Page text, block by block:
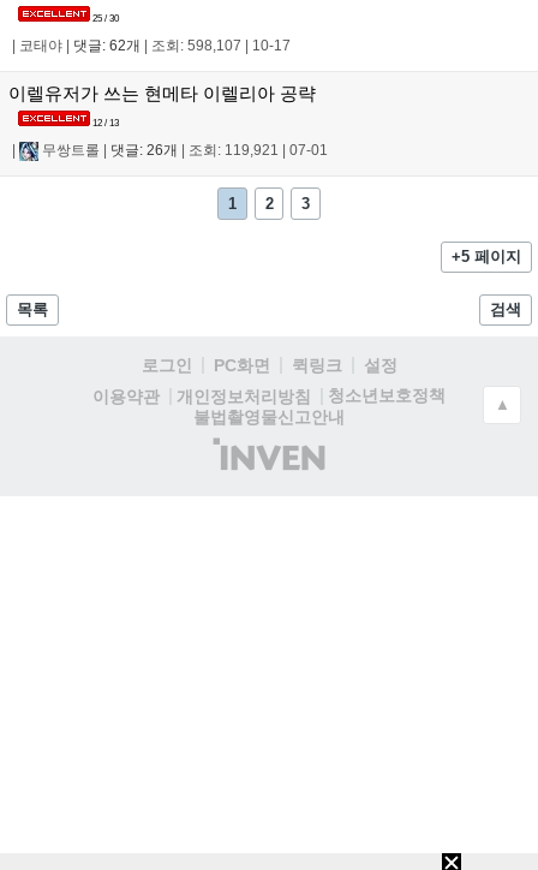
25 / 30
코태야 댓글: 62개 조회: 598,107 10-17
이렐유저가 쓰는 현메타 이렐리아 공략
12 / 13
무쌍트롤 댓글: 26개 조회: 119,921 07-01
1 2 3
+5 페이지
목록 검색
로그인 PC화면 퀵링크
설정
이용약관
개인정보처리방침
청소년보호정책
불법촬영물신고안내
(주)
인
▲